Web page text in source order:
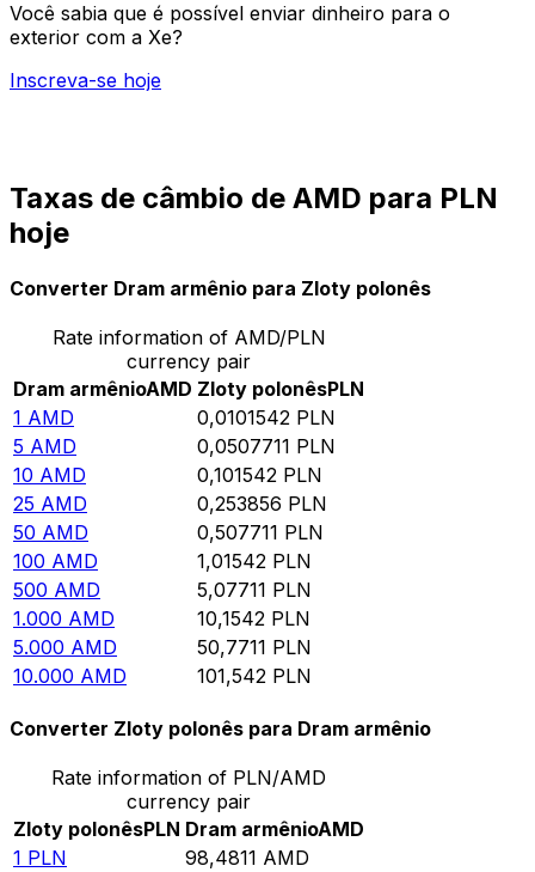
Você sabia que é possível enviar dinheiro para o
exterior com a Xe?
Inscreva-se hoje
Taxas de câmbio de AMD para PLN
hoje
Converter Dram armênio para Zloty polonês
Rate information of AMD/PLN
currency pair
Dram armênioAMD Zloty polonêsPLN
1 AMD 0,0101542 PLN
5 AMD 0,0507711 PLN
10 AMD 0,101542 PLN
25 AMD 0,253856 PLN
50 AMD 0,507711 PLN
100 AMD 1,01542 PLN
500 AMD 5,07711 PLN
1.000 AMD 10,1542 PLN
5.000 AMD 50,7711 PLN
10.000 AMD 101,542 PLN
Converter Zloty polonês para Dram armênio
Rate information of PLN/AMD
currency pair
Zloty polonêsPLN Dram armênioAMD
1 PLN 98,4811 AMD